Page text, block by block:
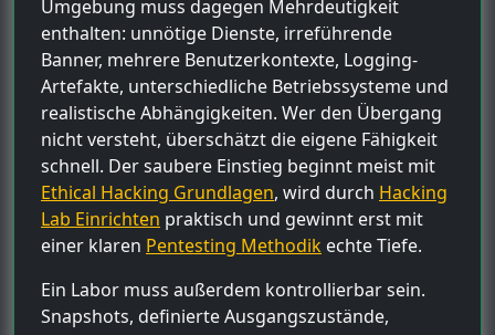
Umgebung muss dagegen Mehrdeutigkeit
enthalten: unnötige Dienste, irreführende
Banner, mehrere Benutzerkontexte, Logging-
Artefakte, unterschiedliche Betriebssysteme und
realistische Abhängigkeiten. Wer den Übergang
nicht versteht, überschätzt die eigene Fähigkeit
schnell. Der saubere Einstieg beginnt meist mit
Ethical Hacking Grundlagen, wird durch Hacking
Lab Einrichten praktisch und gewinnt erst mit
einer klaren Pentesting Methodik echte Tiefe.
Ein Labor muss außerdem kontrollierbar sein.
Snapshots, definierte Ausgangszustände,